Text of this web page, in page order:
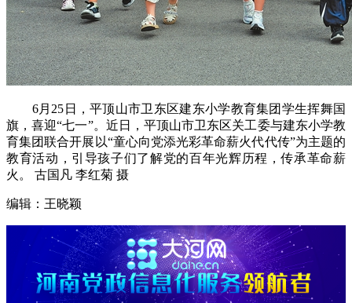
6月25日，平顶山市卫东区建东小学教育集团学生挥舞国
旗，喜迎“七一”。近日，平顶山市卫东区关工委与建东小学教
育集团联合开展以“童心向党添光彩革命薪火代代传”为主题的
教育活动，引导孩子们了解党的百年光辉历程，传承革命薪
火。 古国凡 李红菊 摄
编辑：王晓颖